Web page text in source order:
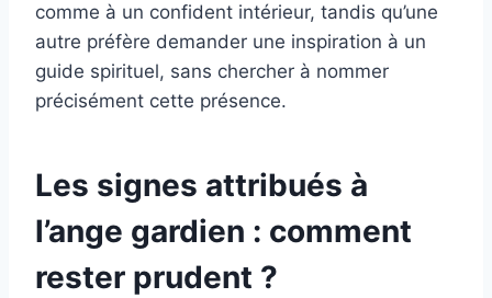
comme à un confident intérieur, tandis qu’une
autre préfère demander une inspiration à un
guide spirituel, sans chercher à nommer
précisément cette présence.
Les signes attribués à
l’ange gardien : comment
rester prudent ?